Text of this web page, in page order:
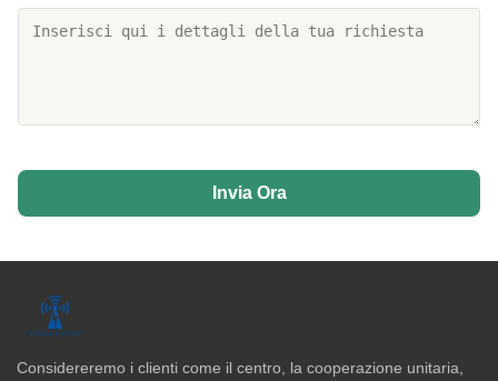
Invia Ora
Considereremo i clienti come il centro, la cooperazione unitaria,